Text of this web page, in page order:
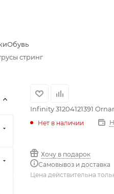
Обувь
стринг
Infinity 31204121391
Нет в наличии
Хочу в подарок
Самовывоз и доставка
Цена действительна